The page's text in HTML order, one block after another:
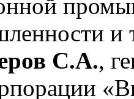
и
С.А.,